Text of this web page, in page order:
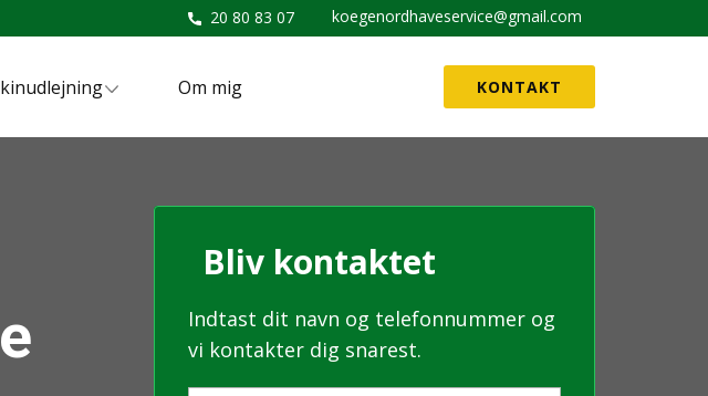
koegenordhaveservice@gmail.com
20 80 83 07
Om mig KONTAKT
Bliv kontaktet
Indtast dit navn og telefonnummer og
vi kontakter dig snarest.